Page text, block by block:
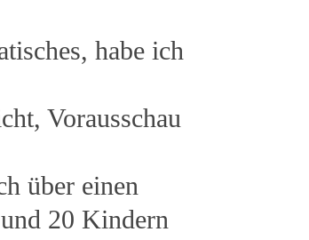
habe ich
Vorausschau
über einen
20 Kindern